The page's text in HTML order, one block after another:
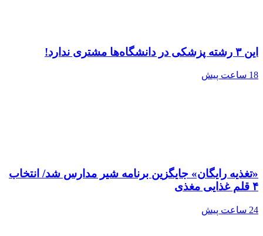
این ۳ رشته پزشکی در دانشگاه‌ها مشتری ندارد!
18 ساعت پیش
«تغذیه رایگان» جایگزین برنامه شیر مدارس شد/ انتخاب
۴ قلم غذایی مغذی
24 ساعت پیش